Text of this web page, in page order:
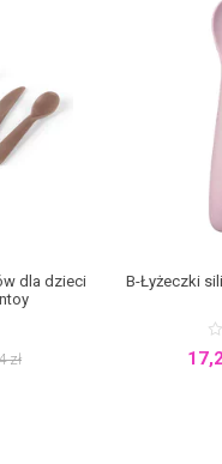
jedzeniem, w
oraz zaopatrzyć malucha
posiłki? Spraw, by jedzenie
mieniące się kolory,
sztućce, które zmienią
widząc mieniące
wiadomo, że trzeba się nieźle
kształt zwierzątka lub
oka dziecka kolorze takim
się nauki samodzielnego
produkty marek takich jak
każdego niejadka!
dla dzieci
zł
B-Łyżeczki